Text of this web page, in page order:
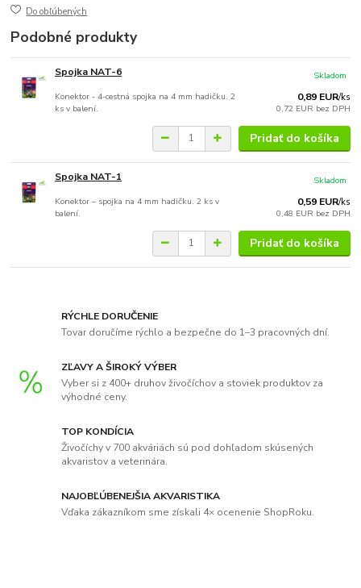
Do obľúbených
Podobné produkty
Spojka NAT-6
Konektor - 4-cestná spojka na 4 mm hadičku. 2
ks v balení.
0,89 EUR/ks
0,72 EUR bez DPH
Skladom
Pridať do košíka
Spojka NAT-1
Konektor – spojka na 4 mm hadičku. 2 ks v
balení.
0,59 EUR/ks
0,48 EUR bez DPH
Skladom
Pridať do košíka
RÝCHLE DORUČENIE
Tovar doručíme rýchlo a bezpečne do 1–3 pracovných dní.
ZĽAVY A ŠIROKÝ VÝBER
Vyber si z 400+ druhov živočíchov a stoviek produktov za
výhodné ceny.
TOP KONDÍCIA
Živočíchy v 700 akváriách sú pod dohľadom skúsených
akvaristov a veterinára.
NAJOBĽÚBENEJŠIA AKVARISTIKA
Vďaka zákazníkom sme získali 4× ocenenie ShopRoku.